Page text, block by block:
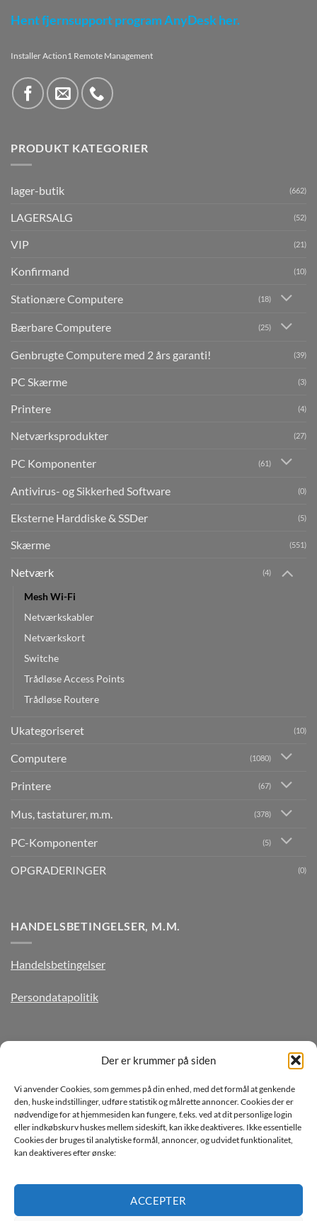
Der er krummer på siden
Vi anvender Cookies, som gemmes på din enhed, med det formål at genkende
den, huske indstillinger, udføre statistik og målrette annoncer. Cookies der er
nødvendige for at hjemmesiden kan fungere, f.eks. ved at dit personlige login
eller indkøbskurv huskes mellem sideskift, kan ikke deaktiveres. Ikke essentielle
Cookies der bruges til analytiske formål, annoncer, og udvidet funktionalitet,
kan deaktiveres efter ønske:
ACCEPTER
Hent fjernsupport program AnyDesk her.
Installer Action1 Remote Management
PRODUKT KATEGORIER
lager-butik (662)
LAGERSALG (52)
VIP (21)
Konfirmand (10)
Stationære Computere (18)
Bærbare Computere (25)
Genbrugte Computere med 2 års garanti! (39)
PC Skærme (3)
Printere (4)
Netværksprodukter (27)
PC Komponenter (61)
Antivirus- og Sikkerhed Software (0)
Eksterne Harddiske & SSDer (5)
Skærme (551)
Netværk (4)
Mesh Wi-Fi
Netværkskabler
Netværkskort
Switche
Trådløse Access Points
Trådløse Routere
Ukategoriseret (10)
Computere (1080)
Printere (67)
Mus, tastaturer, m.m. (378)
PC-Komponenter (5)
OPGRADERINGER (0)
HANDELSBETINGELSER, M.M.
Handelsbetingelser
Persondatapolitik
Læs vores Persondatapolitik